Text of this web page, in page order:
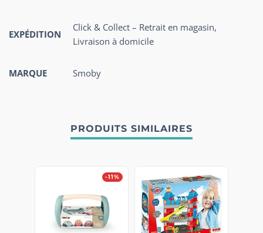
EXPÉDITION
Click & Collect – Retrait en magasin,
Livraison à domicile
MARQUE Smoby
PRODUITS SIMILAIRES
-11%